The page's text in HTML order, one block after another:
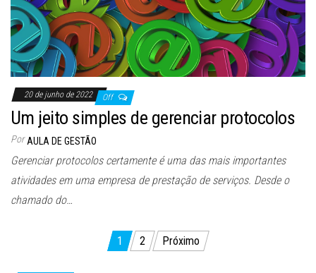
20 de junho de 2022 Off
Um jeito simples de gerenciar protocolos
Por AULA DE GESTÃO
Gerenciar protocolos certamente é uma das mais importantes
atividades em uma empresa de prestação de serviços. Desde o
chamado do…
Paginação de posts
1 2 Próximo